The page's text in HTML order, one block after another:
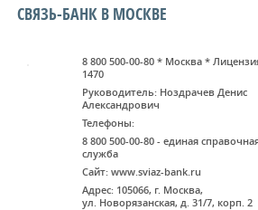
СВЯЗЬ-БАНК В МОСКВЕ
8 800 500-00-80 * Москва *
1470
Руководитель: Ноздрачев Денис
Александрович
Телефоны:
8 800 500-00-80 - единая
служба
Сайт: www.sviaz-bank.ru
Адрес: 105066, г. Москва,
ул. Новорязанская, д. 31/7, корп. 2